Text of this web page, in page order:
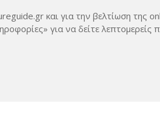
ΕΦΑΡΜΟΓΉκαι για την βελτίωση της
για να δείτε λεπτομερείς